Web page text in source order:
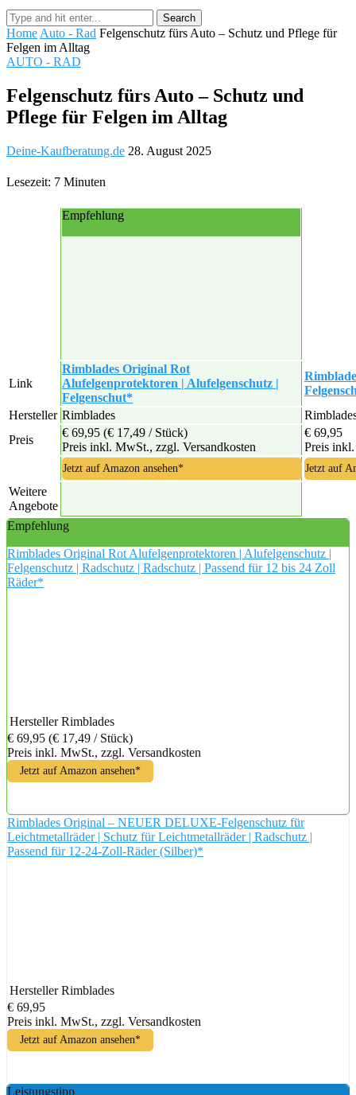
Home Auto - Rad Felgenschutz fürs Auto – Schutz und Pflege für
Felgen im Alltag
AUTO - RAD
Felgenschutz fürs Auto – Schutz und
Pflege für Felgen im Alltag
Deine-Kaufberatung.de 28. August 2025
Lesezeit: 7 Minuten
Empfehlung
Link
Rimblades Original Rot
Alufelgenprotektoren | Alufelgenschutz |
Felgenschut*
Hersteller Rimblades
Preis
€ 69,95 (€ 17,49 / Stück)
Preis inkl. MwSt., zzgl. Versandkosten
€ 69,95
Preis
Jetzt auf Amazon ansehen* Jetzt auf
Weitere
Angebote
Empfehlung
Rimblades Original Rot Alufelgenprotektoren | Alufelgenschutz |
Felgenschutz | Radschutz | Radschutz | Passend für 12 bis 24 Zoll
Räder*
Hersteller Rimblades
€ 69,95 (€ 17,49 / Stück)
Preis inkl. MwSt., zzgl. Versandkosten
Jetzt auf Amazon ansehen*
Rimblades Original – NEUER DELUXE-Felgenschutz für
Leichtmetallräder | Schutz für Leichtmetallräder | Radschutz |
Passend für 12-24-Zoll-Räder (Silber)*
Hersteller Rimblades
€ 69,95
Preis inkl. MwSt., zzgl. Versandkosten
Jetzt auf Amazon ansehen*
Leistungstipp